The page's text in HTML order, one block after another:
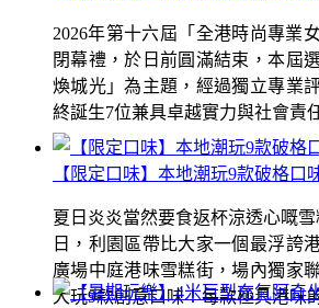
【限定口味】本地潮玩9款破格口
夏日炎炎當然要食返杯涼透心嘅
日，利園區帶比大家一個最浮誇
廣場中庭港味雪糕街，場內獨家
大玩9款創意口味！每款極具港味
2026年第十六屆「全港時尚專業
閉幕禮，於日前圓滿結束，本屆
煥城光」為主題，經過獨立專業
終誕生7位兼具卓越實力與社會責